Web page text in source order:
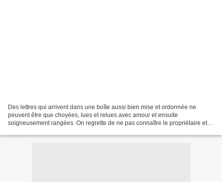
Des lettres qui arrivent dans une boîte aussi bien mise et ordonnée ne
peuvent être que choyées, lues et relues avec amour et ensuite
soigneusement rangées. On regrette de ne pas connaître le propriétaire et